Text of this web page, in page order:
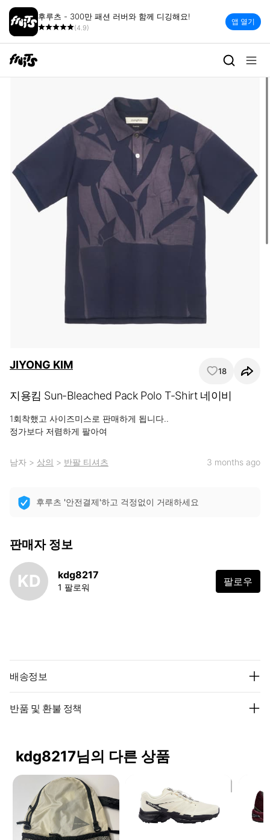
후루츠 - 300만 패션 러버와 함께 디깅해요!
(4.9)
앱 열기
JIYONG KIM 18
지용킴 Sun-Bleached Pack Polo T-Shirt 네이비
1회착했고 사이즈미스로 판매하게 됩니다..
정가보다 저렴하게 팔아여
남자 > 상의 > 반팔 티셔츠 3 months ago
후루츠 '안전결제'하고 걱정없이 거래하세요
판매자 정보
KD kdg8217
1 팔로워 팔로우
배송정보
반품 및 환불 정책
kdg8217님의 다른 상품